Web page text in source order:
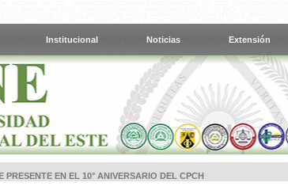
Institucional Noticias Extensión
PRESENTE EN EL 10° ANIVERSARIO DEL CPCH